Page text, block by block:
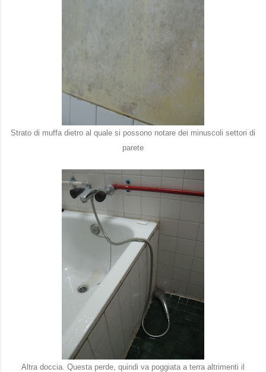
Strato di muffa dietro al quale si possono notare dei minuscoli settori di
parete
Altra doccia. Questa perde, quindi va poggiata a terra altrimenti il